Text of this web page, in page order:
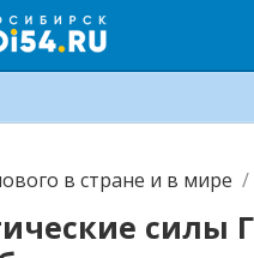
в стране и в мире
силы